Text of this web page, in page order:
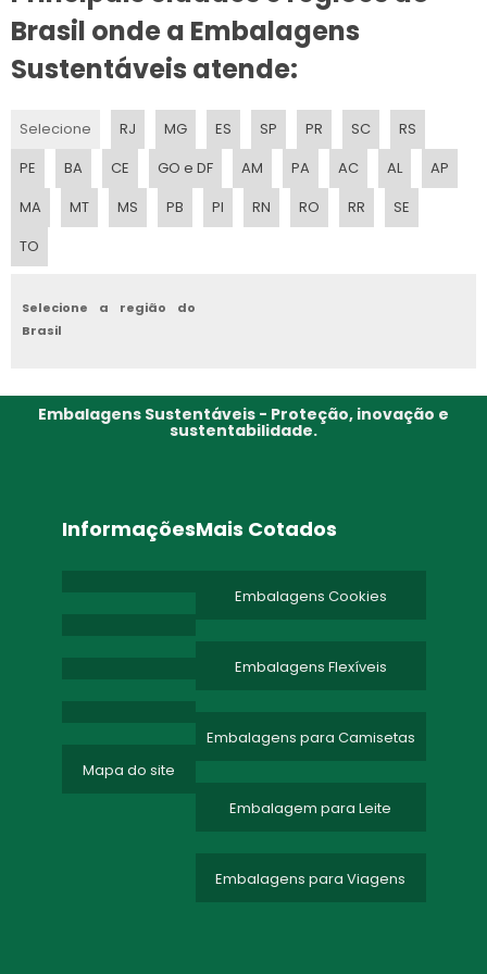
Brasil onde a Embalagens
Sustentáveis atende:
Selecione RJ MG ES SP PR SC
RS
PE
BA CE GO e DF AM PA AC AL
AP
MA
MT MS PB PI RN RO RR
SE
TO
Selecione a região do
Brasil
Embalagens Sustentáveis - Proteção, inovação e
sustentabilidade.
Informações
Mapa do site
Mais Cotados
Embalagens Cookies
Embalagens Flexíveis
Embalagens para Camisetas
Embalagem para Leite
Embalagens para Viagens